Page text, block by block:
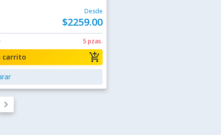
Desde
$2259.00
5 pzas.
add_shopping_cart
carrito
keyboard_arrow_right